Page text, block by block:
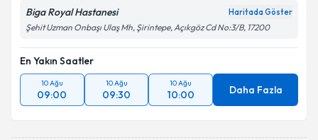
Biga Royal Hastanesi Haritada Göster
Şehit Uzman Onbaşı Ulaş Mh, Şirintepe, Açıkgöz Cd No:3/B, 17200
En Yakın Saatler
10 Ağu
09:00
10 Ağu
09:30
10 Ağu
10:00 Daha Fazla